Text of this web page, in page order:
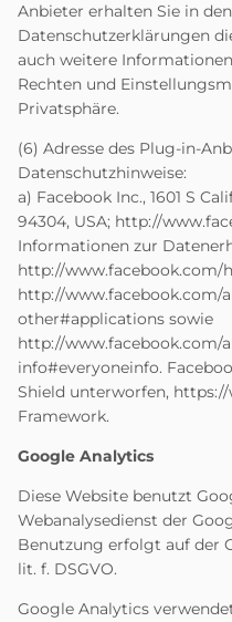
Anbieter erhalten Sie in
Datenschutzerklärungen
auch weitere
Rechten und
Privatsphäre.
(6) Adresse des Plug-in-
Datenschutzhinweise:
a) Facebook Inc., 1601 S
94304, USA; http://
Informationen zur
http://www.facebook.com/
http://www.facebook.com/
other#applications sowie
http://www.facebook.com/
info#everyoneinfo.
Shield unterworfen, https://
Framework.
Google Analytics
Diese Website benutzt
Webanalysedienst der
Benutzung erfolgt auf der
lit. f. DSGVO.
Google Analytics